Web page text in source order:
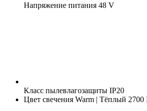
Напряжение питания 48 V
Класс пылевлагозащиты IP20
Цвет свечения Warm | Тёплый 2700